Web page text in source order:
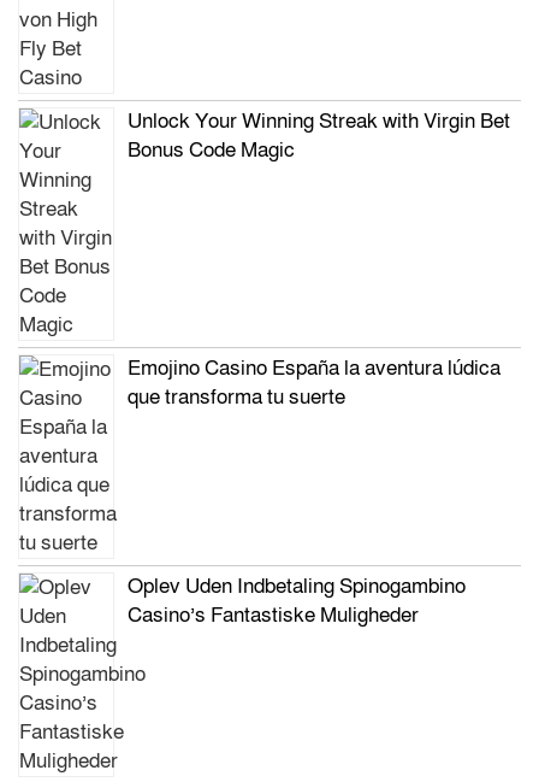
Unlock Your Winning Streak with Virgin Bet
Bonus Code Magic
Emojino Casino España la aventura lúdica
que transforma tu suerte
Oplev Uden Indbetaling Spinogambino
Casino’s Fantastiske Muligheder